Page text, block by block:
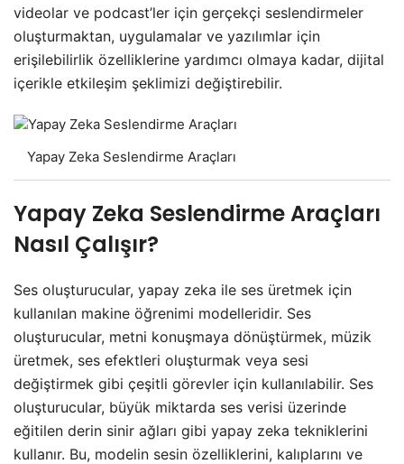
videolar ve podcast’ler için gerçekçi seslendirmeler
oluşturmaktan, uygulamalar ve yazılımlar için
erişilebilirlik özelliklerine yardımcı olmaya kadar, dijital
içerikle etkileşim şeklimizi değiştirebilir.
Yapay Zeka Seslendirme Araçları
Yapay Zeka Seslendirme Araçları
Nasıl Çalışır?
Ses oluşturucular, yapay zeka ile ses üretmek için
kullanılan makine öğrenimi modelleridir. Ses
oluşturucular, metni konuşmaya dönüştürmek, müzik
üretmek, ses efektleri oluşturmak veya sesi
değiştirmek gibi çeşitli görevler için kullanılabilir. Ses
oluşturucular, büyük miktarda ses verisi üzerinde
eğitilen derin sinir ağları gibi yapay zeka tekniklerini
kullanır. Bu, modelin sesin özelliklerini, kalıplarını ve